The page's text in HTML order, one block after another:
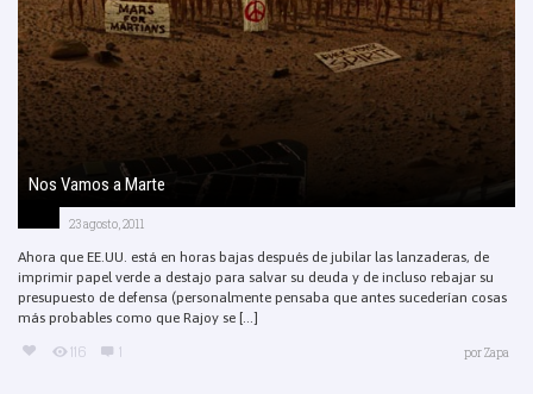
Nos Vamos a Marte
23 agosto, 2011
Ahora que EE.UU. está en horas bajas después de jubilar las lanzaderas, de
imprimir papel verde a destajo para salvar su deuda y de incluso rebajar su
presupuesto de defensa (personalmente pensaba que antes sucederían cosas
más probables como que Rajoy se [...]
116 1 porZapa